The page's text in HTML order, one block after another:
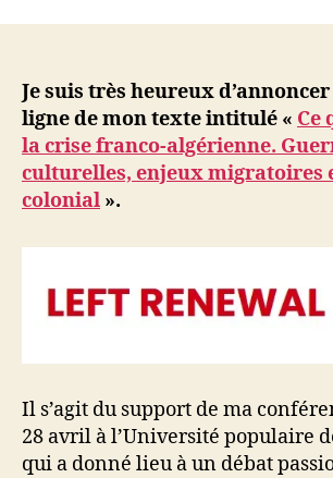
Je suis très heureux
ligne de mon texte intitulé « Ce
la crise franco-algérienne.
culturelles, enjeux migratoires
colonial ».
Il s’agit du support de ma
28 avril à l’Université populaire
qui a donné lieu à un débat